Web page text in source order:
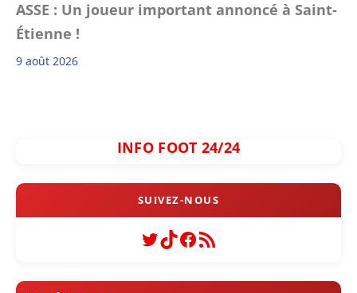
ASSE : Un joueur important annoncé à Saint-
Étienne !
9 août 2026
INFO FOOT 24/24
Twitter
TikTok
Facebook
Flux RSS